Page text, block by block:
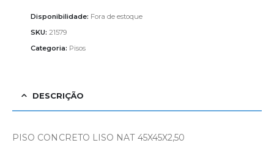
Disponibilidade: Fora de estoque
SKU: 21579
Categoria: Pisos
DESCRIÇÃO
PISO CONCRETO LISO NAT 45X45X2,50